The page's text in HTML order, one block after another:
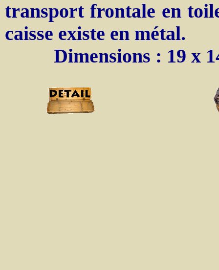
transport frontale en
caisse existe en métal.
Dimensions : 19 x